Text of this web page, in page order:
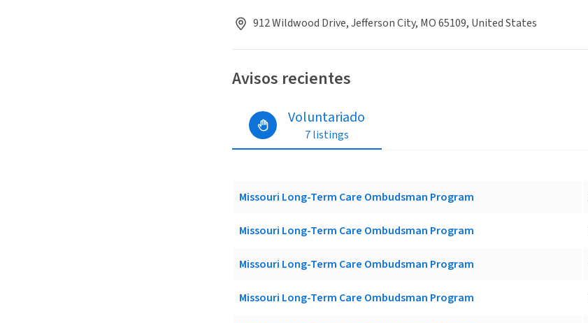
912 Wildwood Drive, Jefferson City, MO 65109, United States
Avisos recientes
Voluntariado
7 listings
Missouri Long-Term Care Ombudsman Program
Missouri Long-Term Care Ombudsman Program
Missouri Long-Term Care Ombudsman Program
Missouri Long-Term Care Ombudsman Program